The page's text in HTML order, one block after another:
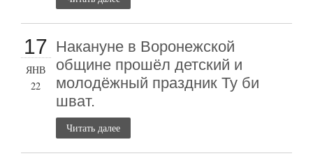
17
ЯНВ
22
Накануне в Воронежской
общине прошёл детский и
молодёжный праздник Ту би
шват.
Читать далее